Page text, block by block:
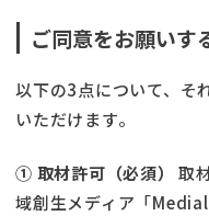
ご同意をお願いす
以下の3点について、そ
いただけます。
① 取材許可（必須）
取
域創生メディア「